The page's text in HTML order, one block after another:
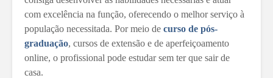
com excelência na função, oferecendo o melhor serviço à
população necessitada. Por meio de curso de pós-
graduação, cursos de extensão e de aperfeiçoamento
online, o profissional pode estudar sem ter que sair de
casa.